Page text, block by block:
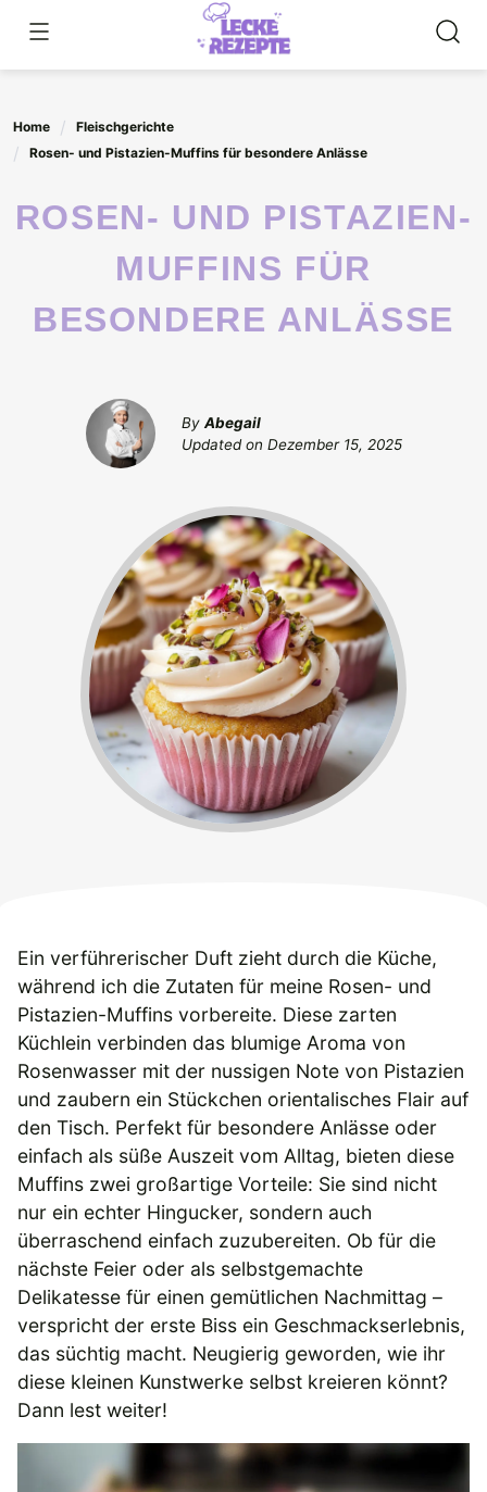
content
Home
Fleischgerichte
Rosen- und Pistazien-Muffins für besondere Anlässe
ROSEN- UND PISTAZIEN-
MUFFINS FÜR
BESONDERE ANLÄSSE
By Abegail
Updated on Dezember 15, 2025
Ein verführerischer Duft zieht durch die Küche,
während ich die Zutaten für meine Rosen- und
Pistazien-Muffins vorbereite. Diese zarten
Küchlein verbinden das blumige Aroma von
Rosenwasser mit der nussigen Note von Pistazien
und zaubern ein Stückchen orientalisches Flair auf
den Tisch. Perfekt für besondere Anlässe oder
einfach als süße Auszeit vom Alltag, bieten diese
Muffins zwei großartige Vorteile: Sie sind nicht
nur ein echter Hingucker, sondern auch
überraschend einfach zuzubereiten. Ob für die
nächste Feier oder als selbstgemachte
Delikatesse für einen gemütlichen Nachmittag –
verspricht der erste Biss ein Geschmackserlebnis,
das süchtig macht. Neugierig geworden, wie ihr
diese kleinen Kunstwerke selbst kreieren könnt?
Dann lest weiter!